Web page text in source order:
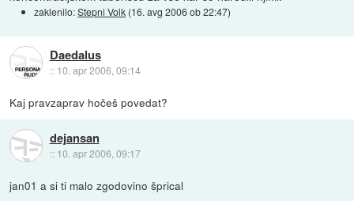
zaklenilo:Stepni Volk (16. avg 2006 ob 22:47)
Daedalus
:: 10. apr 2006, 09:14
Kaj pravzaprav hočeš povedat?
dejansan
:: 10. apr 2006, 09:17
jan01 a si ti malo zgodovino šprical